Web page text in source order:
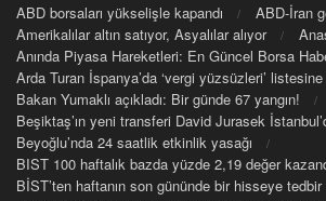
ABD borsaları yükselişle kapandı
ABD-İran
Amerikalılar altın satıyor, Asyalılar alıyor
Anında Piyasa Hareketleri: En Güncel Borsa
Arda Turan İspanya’da ‘vergi yüzsüzleri’
Bakan Yumaklı açıkladı: Bir günde 67 yangın!
Beşiktaş’ın yeni transferi David Jurasek
Beyoğlu’nda 24 saatlik etkinlik yasağı
BIST 100 haftalık bazda yüzde 2,19 değer
BİST’ten haftanın son gününde bir hisseye tedbir